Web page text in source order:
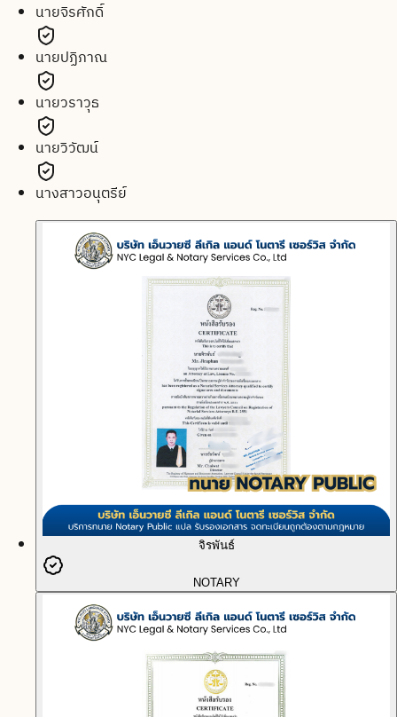
นายจิรศักดิ์
นายปฏิภาณ
นายวราวุธ
นายวิวัฒน์
นางสาวอนุตรีย์
จิรพันธ์
NOTARY